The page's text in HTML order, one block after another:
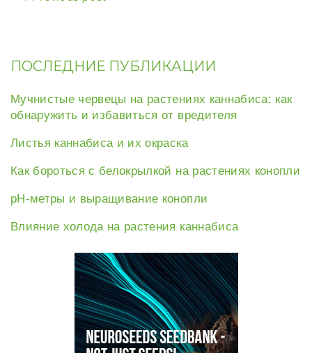
ПОСЛЕДНИЕ ПУБЛИКАЦИИ
Мучнистые червецы на растениях каннабиса: как
обнаружить и избавиться от вредителя
Листья каннабиса и их окраска
Как бороться с белокрылкой на растениях конопли
рН-метры и выращивание конопли
Влияние холода на растения каннабиса